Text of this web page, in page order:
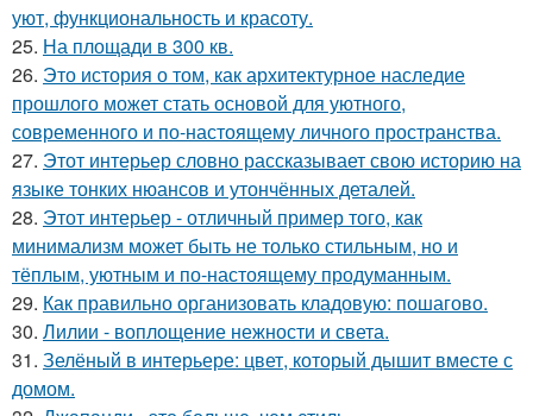
уют, функциональность и красоту.
25. На площади в 300 кв.
26. Это история о том, как архитектурное наследие
прошлого может стать основой для уютного,
современного и по-настоящему личного пространства.
27. Этот интерьер словно рассказывает свою историю на
языке тонких нюансов и утончённых деталей.
28. Этот интерьер - отличный пример того, как
минимализм может быть не только стильным, но и
тёплым, уютным и по-настоящему продуманным.
29. Как правильно организовать кладовую: пошагово.
30. Лилии - воплощение нежности и света.
31. Зелёный в интерьере: цвет, который дышит вместе с
домом.